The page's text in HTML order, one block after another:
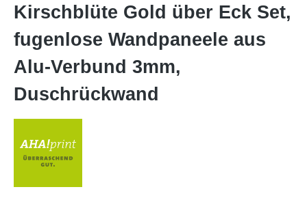
Kirschblüte Gold über Eck Set,
fugenlose Wandpaneele aus
Alu-Verbund 3mm,
Duschrückwand